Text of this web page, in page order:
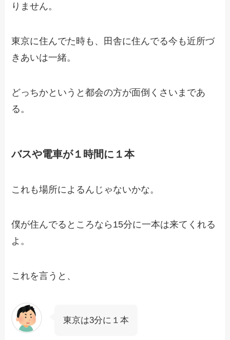
りません。
東京に住んでた時も、田舎に住んでる今も近所づ
きあいは一緒。
どっちかというと都会の方が面倒くさいまであ
る。
バスや電車が１時間に１本
これも場所によるんじゃないかな。
僕が住んでるところなら15分に一本は来てくれる
よ。
これを言うと、
東京は3分に１本